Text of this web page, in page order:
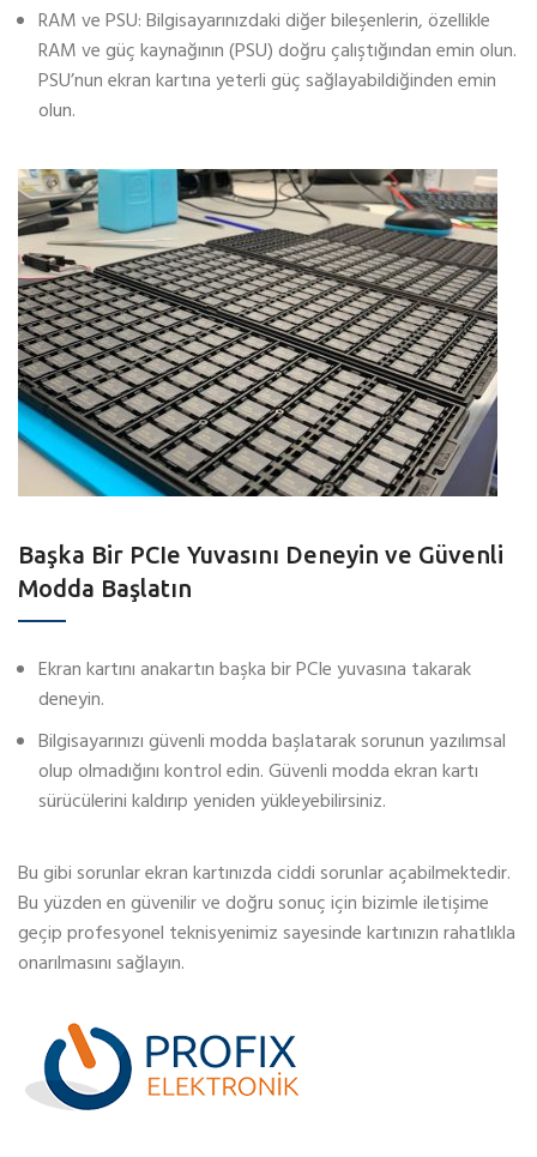
RAM ve PSU: Bilgisayarınızdaki diğer bileşenlerin, özellikle
RAM ve güç kaynağının (PSU) doğru çalıştığından emin olun.
PSU’nun ekran kartına yeterli güç sağlayabildiğinden emin
olun.
Başka Bir PCIe Yuvasını Deneyin ve Güvenli
Modda Başlatın
Ekran kartını anakartın başka bir PCIe yuvasına takarak
deneyin.
Bilgisayarınızı güvenli modda başlatarak sorunun yazılımsal
olup olmadığını kontrol edin. Güvenli modda ekran kartı
sürücülerini kaldırıp yeniden yükleyebilirsiniz.
Bu gibi sorunlar ekran kartınızda ciddi sorunlar açabilmektedir.
Bu yüzden en güvenilir ve doğru sonuç için bizimle iletişime
geçip profesyonel teknisyenimiz sayesinde kartınızın rahatlıkla
onarılmasını sağlayın.